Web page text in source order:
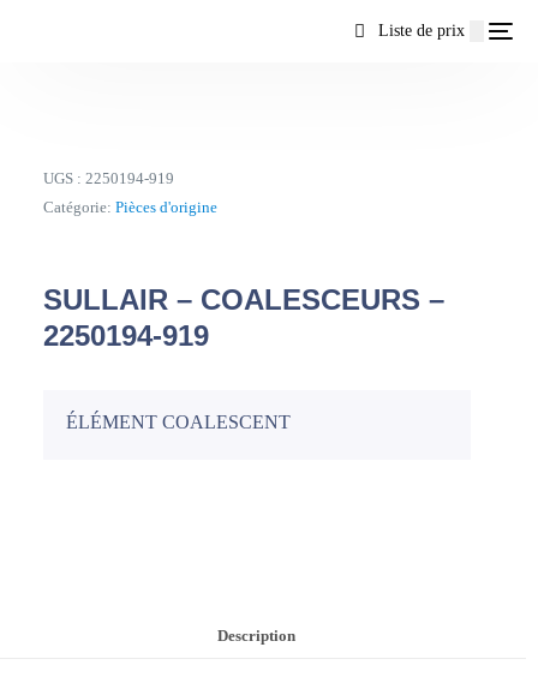
Liste de prix
UGS :2250194-919
Catégorie:Pièces d'origine
SULLAIR – COALESCEURS –
2250194-919
ÉLÉMENT COALESCENT
Description